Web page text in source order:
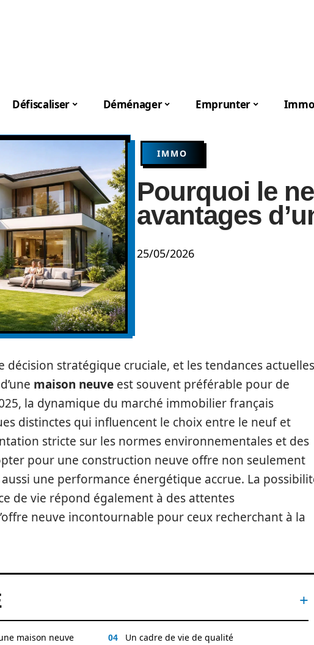
Défiscaliser Déménager Emprunter Immo
IMMO
Pourquoi le
avantages
25/05/2026
décision stratégique cruciale, et les tendances actuelles
maison neuve est souvent préférable pour de
la dynamique du marché immobilier français
distinctes qui influencent le choix entre le neuf et
stricte sur les normes environnementales et des
pour une construction neuve offre non seulement
une performance énergétique accrue. La
de vie répond également à des attentes
neuve incontournable pour ceux recherchant à la
maison neuve
Un cadre de vie de qualité